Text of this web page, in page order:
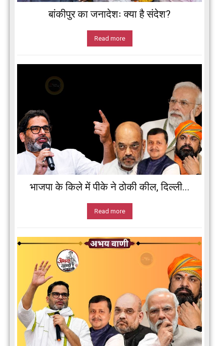
बांकीपुर का जनादेशः क्या है संदेश?
Read more
भाजपा के किले में पीके ने ठोकी कील, दिल्ली...
Read more